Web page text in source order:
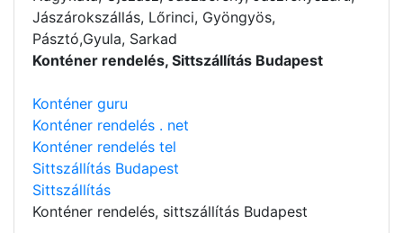
Jászárokszállás, Lőrinci, Gyöngyös,
Pásztó,Gyula, Sarkad
Konténer rendelés, Sittszállítás Budapest
Konténer guru
Konténer rendelés . net
Konténer rendelés tel
Sittszállítás Budapest
Sittszállítás
Konténer rendelés, sittszállítás Budapest